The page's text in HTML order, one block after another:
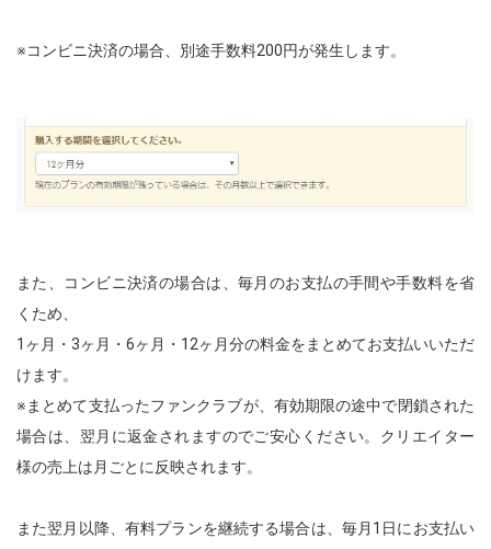
※コンビニ決済の場合、別途手数料200円が発生します。
また、コンビニ決済の場合は、毎月のお支払の手間や手数料を省
くため、
1ヶ月・3ヶ月・6ヶ月・12ヶ月分の料金をまとめてお支払いいただ
けます。
※まとめて支払ったファンクラブが、有効期限の途中で閉鎖された
場合は、翌月に返金されますのでご安心ください。クリエイター
様の売上は月ごとに反映されます。
また翌月以降、有料プランを継続する場合は、毎月1日にお支払い